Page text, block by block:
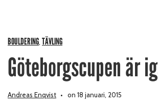
BOULDERING, TÄVLING
Göteborgscupen är
Andreas Enqvist on 18 januari, 2015